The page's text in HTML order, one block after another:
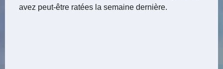
avez peut-être ratées la semaine dernière.